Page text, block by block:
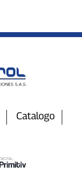
Catalogo